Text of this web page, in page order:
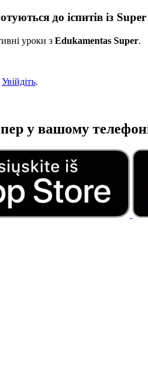
до іспитів із Super
уроки з Edukamentas Super.
Увійдіть.
у вашому